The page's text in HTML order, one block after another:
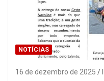
NOTÍCIAS
16 de dezembro de 2025